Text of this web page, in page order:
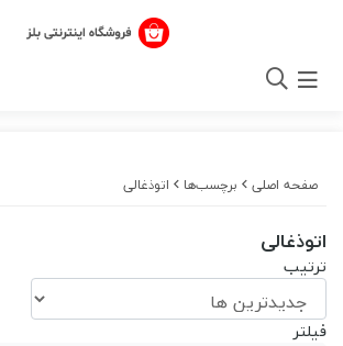
صفحه اصلی برچسب‌ها اتوذغالی
اتوذغالی
ترتیب
فیلتر